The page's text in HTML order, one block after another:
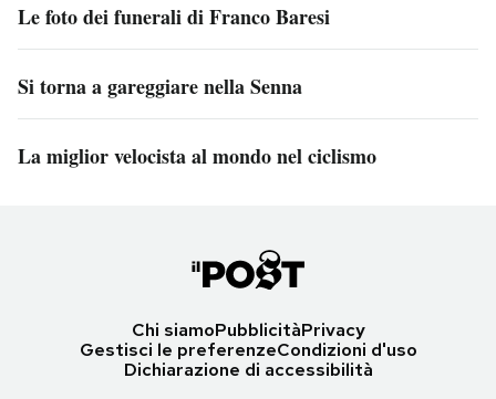
Le foto dei funerali di Franco Baresi
Si torna a gareggiare nella Senna
La miglior velocista al mondo nel ciclismo
Chi siamoPubblicitàPrivacy
Gestisci le preferenzeCondizioni d'uso
Dichiarazione di accessibilità